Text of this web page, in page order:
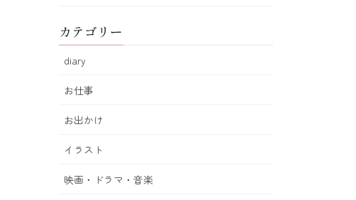
カテゴリー
diary
お仕事
お出かけ
イラスト
映画・ドラマ・音楽